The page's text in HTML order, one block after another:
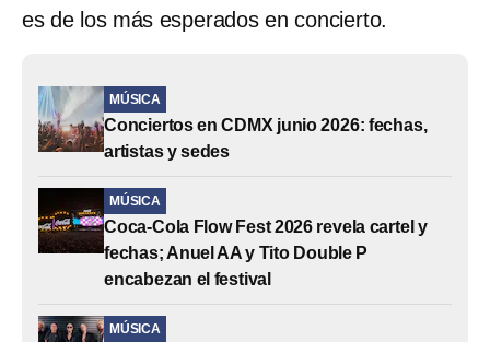
es de los más esperados en concierto.
MÚSICA
Conciertos en CDMX junio 2026: fechas,
artistas y sedes
MÚSICA
Coca-Cola Flow Fest 2026 revela cartel y
fechas; Anuel AA y Tito Double P
encabezan el festival
MÚSICA